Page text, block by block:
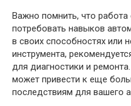
Важно помнить, что
потребовать навыков
в своих способностях или
инструмента,
для диагностики и
может привести к еще
последствиям для вашего